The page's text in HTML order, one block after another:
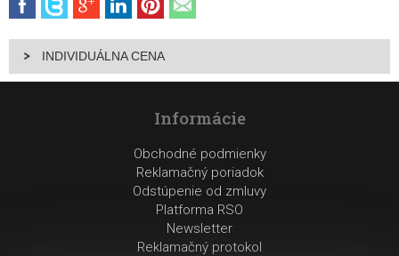
INDIVIDUÁLNA CENA
Informácie
Obchodné podmienky
Reklamačný poriadok
Odstúpenie od zmluvy
Platforma RSO
Newsletter
Reklamačný protokol